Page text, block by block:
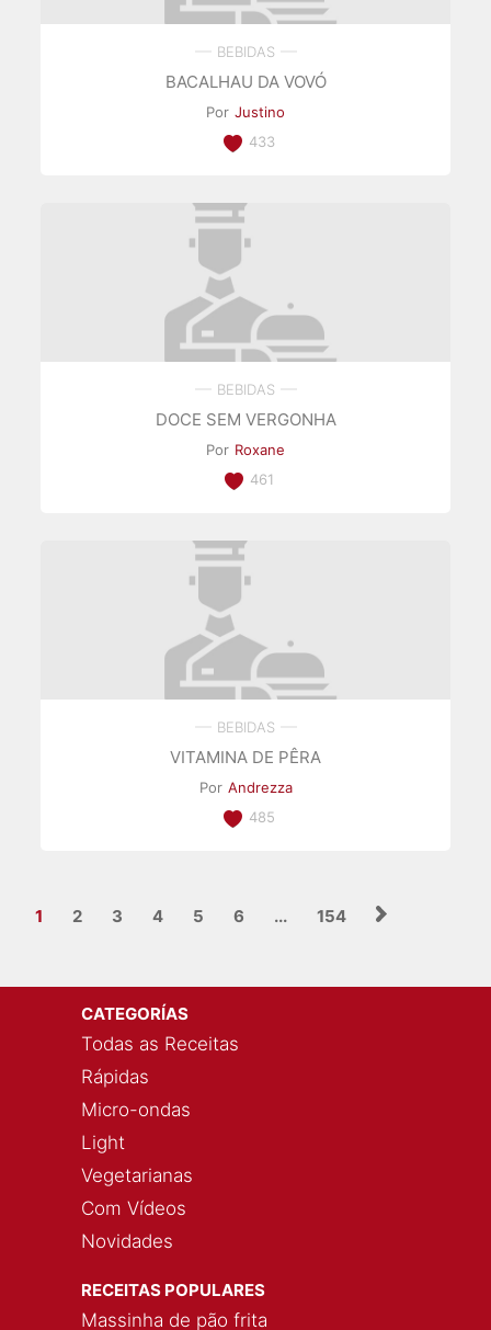
BEBIDAS
BACALHAU DA VOVÓ
Por Justino
433
BEBIDAS
DOCE SEM VERGONHA
Por Roxane
461
BEBIDAS
VITAMINA DE PÊRA
Por Andrezza
485
1 2 3 4 5 6 ... 154
CATEGORÍAS
Todas as Receitas
Rápidas
Micro-ondas
Light
Vegetarianas
Com Vídeos
Novidades
RECEITAS POPULARES
Massinha de pão frita